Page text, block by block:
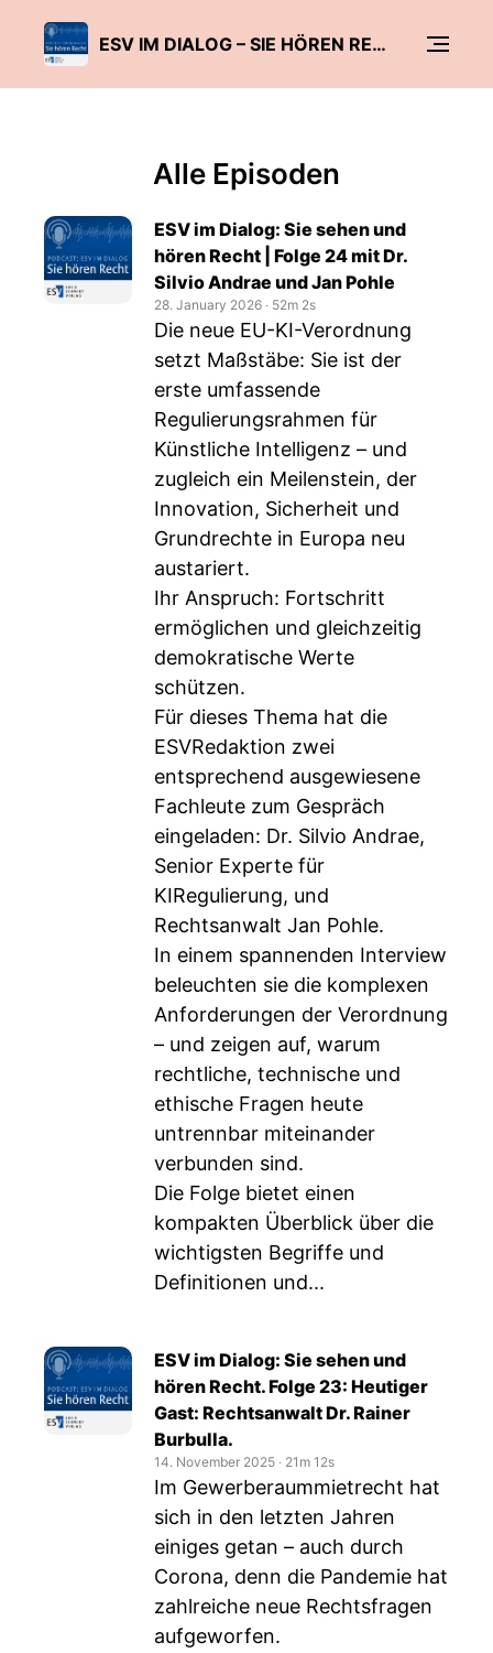
ESV IM DIALOG – SIE HÖREN RECHT
Alle Episoden
ESV im Dialog: Sie sehen und
hören Recht | Folge 24 mit Dr.
Silvio Andrae und Jan Pohle
28. January 2026 ‧ 52m 2s
Die neue EU-KI-Verordnung
setzt Maßstäbe: Sie ist der
erste umfassende
Regulierungsrahmen für
Künstliche Intelligenz – und
zugleich ein Meilenstein, der
Innovation, Sicherheit und
Grundrechte in Europa neu
austariert.
Ihr Anspruch: Fortschritt
ermöglichen und gleichzeitig
demokratische Werte
schützen.
Für dieses Thema hat die
ESVRedaktion zwei
entsprechend ausgewiesene
Fachleute zum Gespräch
eingeladen: Dr. Silvio Andrae,
Senior Experte für
KIRegulierung, und
Rechtsanwalt Jan Pohle.
In einem spannenden Interview
beleuchten sie die komplexen
Anforderungen der Verordnung
– und zeigen auf, warum
rechtliche, technische und
ethische Fragen heute
untrennbar miteinander
verbunden sind.
Die Folge bietet einen
kompakten Überblick über die
wichtigsten Begriffe und
Definitionen und...
ESV im Dialog: Sie sehen und
hören Recht. Folge 23: Heutiger
Gast: Rechtsanwalt Dr. Rainer
Burbulla.
14. November 2025 ‧ 21m 12s
Im Gewerberaummietrecht hat
sich in den letzten Jahren
einiges getan – auch durch
Corona, denn die Pandemie hat
zahlreiche neue Rechtsfragen
aufgeworfen.